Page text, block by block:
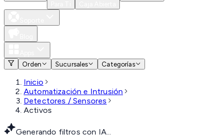
Orden
Sucursales Categorías
Inicio
Automatización e Intrusión
Detectores / Sensores
Activos
Generando filtros con IA...